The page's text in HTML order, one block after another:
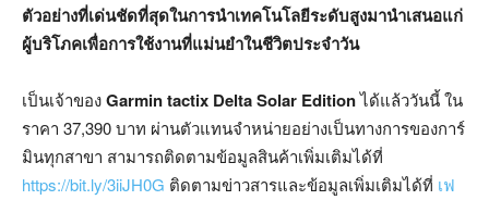
ตัวอย่างที่เด่นชัดที่สุดในการนำเทคโนโลยีระดับสูงมานำเสนอแก่
ผู้บริโภคเพื่อการใช้งานที่แม่นยำในชีวิตประจำวัน
เป็นเจ้าของGarmin tactix Delta Solar Editionได้แล้ววันนี้ ใน
ราคา 37,390 บาท ผ่านตัวแทนจำหน่ายอย่างเป็นทางการของการ์
มินทุกสาขา สามารถติดตามข้อมูลสินค้าเพิ่มเติมได้ที่
https://bit.ly/3iiJH0G ติดตามข่าวสารและข้อมูลเพิ่มเติมได้ที่ เฟ